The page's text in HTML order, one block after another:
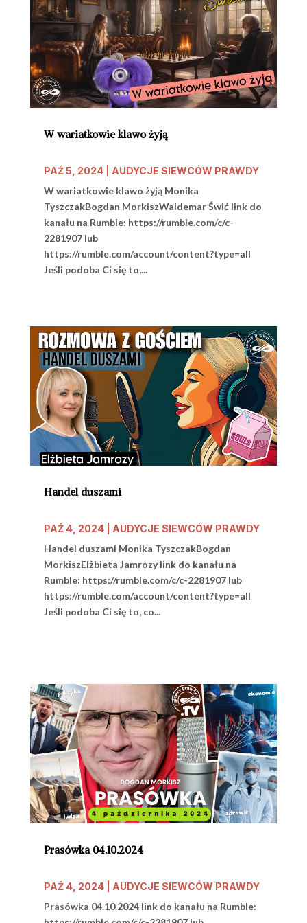
W wariatkowie klawo żyją
PAŹ 5, 2024| AUDYCJE SIEWCÓW PRAWDY
W wariatkowie klawo żyją Monika
TyszczakBogdan MorkiszWaldemar Świć link do
kanału na Rumble: https://rumble.com/c/c-
2281907 lub
https://rumble.com/account/content?type=all
Jeśli podoba Ci się to,...
Handel duszami
PAŹ 4, 2024| AUDYCJE SIEWCÓW PRAWDY
Handel duszami Monika TyszczakBogdan
MorkiszElżbieta Jamrozy link do kanału na
Rumble: https://rumble.com/c/c-2281907 lub
https://rumble.com/account/content?type=all
Jeśli podoba Ci się to, co...
Prasówka 04.10.2024
PAŹ 4, 2024| AUDYCJE SIEWCÓW PRAWDY
Prasówka 04.10.2024 link do kanału na Rumble: